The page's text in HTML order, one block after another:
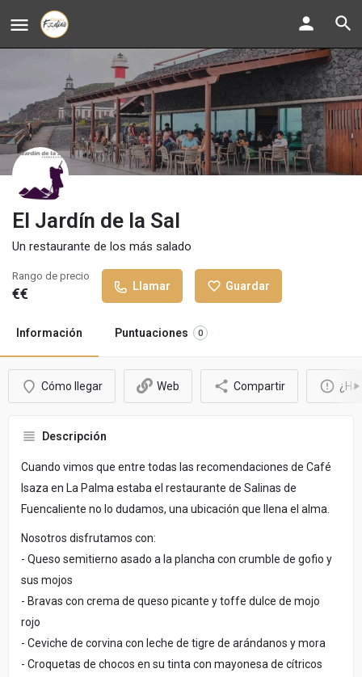
El Jardín de la Sal
Un restaurante de los más salado
Rango de precio
€€ Llamar Guardar
Información Puntuaciones 0
Cómo llegar Web Compartir
Descripción
Cuando vimos que entre todas las recomendaciones de Café
Isaza en La Palma estaba el restaurante de Salinas de
Fuencaliente no lo dudamos, una ubicación que llena el alma.
Nosotros disfrutamos con:
- Queso semitierno asado a la plancha con crumble de gofio y
sus mojos
- Bravas con crema de queso picante y toffe dulce de mojo
rojo
- Ceviche de corvina con leche de tigre de arándanos y mora
- Croquetas de chocos en su tinta con mayonesa de cítricos